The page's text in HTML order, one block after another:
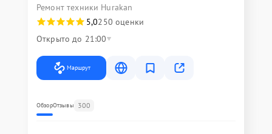
Ремонт техники Hurakan
5,0250 оценки
Открыто до 21:00
Маршрут
ОбзорОтзывы 300